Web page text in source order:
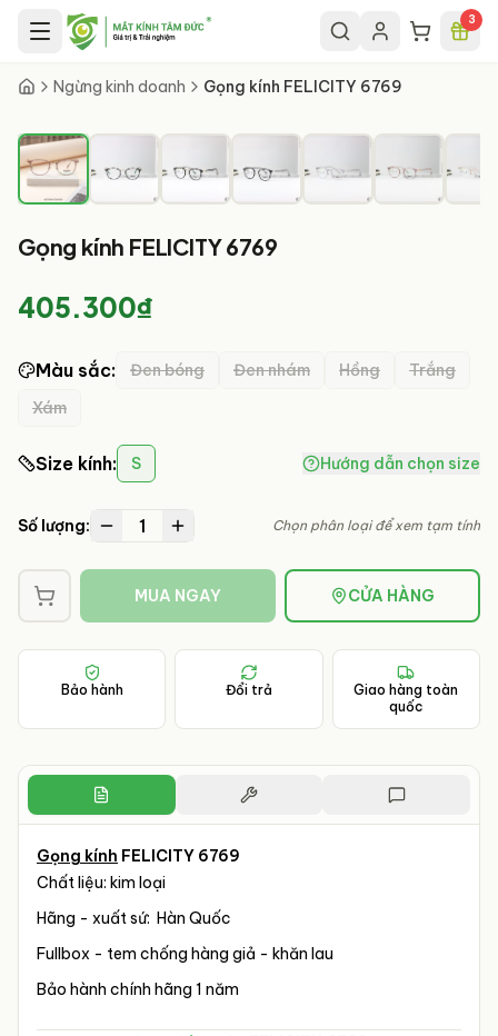
Chuyển đến nội dung chính 3
Ngừng kinh doanh Gọng kính FELICITY 6769
Gọng kính FELICITY 6769
405.300₫
Màu sắc: Đen bóng Đen nhám Hồng
Trắng
Xám
Size kính: S Hướng dẫn chọn size
Số lượng: 1 Chọn phân loại để xem tạm tính
MUA NGAY CỬA HÀNG
Bảo hành Đổi trả
Giao hàng toàn
quốc
Gọng kính FELICITY 6769
Chất liệu: kim loại
Hãng - xuất sứ: Hàn Quốc
Fullbox - tem chống hàng giả - khăn lau
Bảo hành chính hãng 1 năm